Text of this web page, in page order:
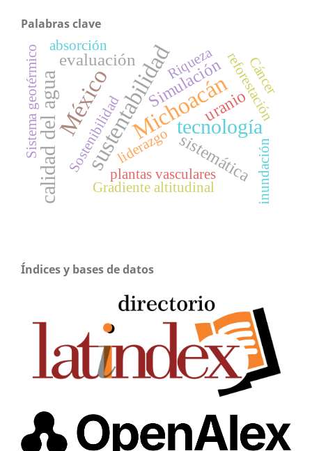
Palabras clave
sustentabilidadMichoacán
México
calidad del agua tecnología
evaluación Simulación
sistemática
uranio
plantas vasculares
Sistema geotérmico reforestación
Sostenibilidad inundación
liderazgo
Riqueza
Gradiente altitudinal
Cáncer
absorción
Índices y bases de datos